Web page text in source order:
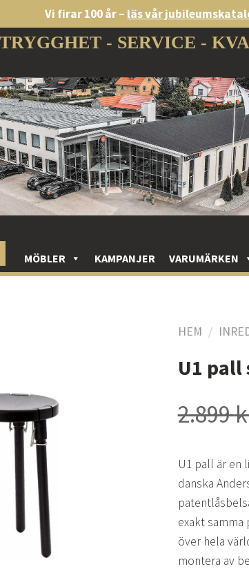
Vi firar 100 år – läs vår
TRYGGHET - SERVICE -
MÖBLER KAMPANJER VARUMÄRKEN
HEM /
U1 pall
2.899
U1 pall är en
danska
exakt
över hela
montera av